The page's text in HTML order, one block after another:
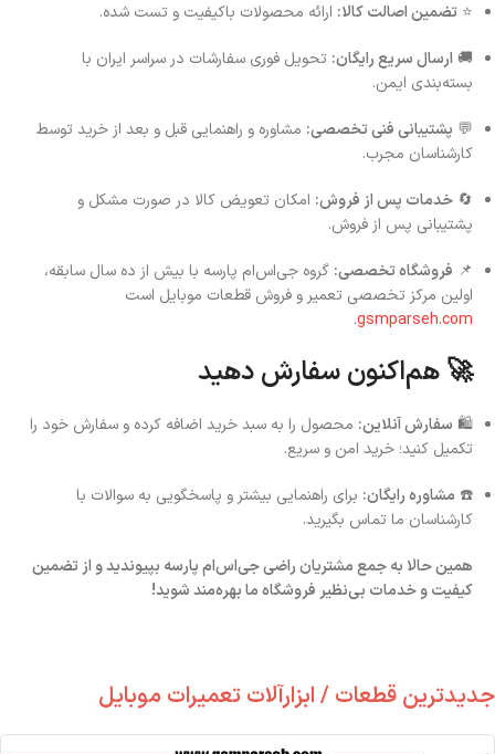
⭐ تضمین اصالت کالا: ارائه محصولات باکیفیت و تست شده.
🚚 ارسال سریع رایگان: تحویل فوری سفارشات در سراسر ایران با
بسته‌بندی ایمن.
💬 پشتیبانی فنی تخصصی: مشاوره و راهنمایی قبل و بعد از خرید توسط
کارشناسان مجرب.
🔄 خدمات پس از فروش: امکان تعویض کالا در صورت مشکل و
پشتیبانی پس از فروش.
📌 فروشگاه تخصصی: گروه جی‌اس‌ام پارسه با بیش از ده سال سابقه،
اولین مرکز تخصصی تعمیر و فروش قطعات موبایل است
gsmparseh.com
.
🚀 هم‌اکنون سفارش دهید
🛍️ سفارش آنلاین: محصول را به سبد خرید اضافه کرده و سفارش خود را
تکمیل کنید؛ خرید امن و سریع.
☎️ مشاوره رایگان: برای راهنمایی بیشتر و پاسخگویی به سوالات با
کارشناسان ما تماس بگیرید.
همین حالا به جمع مشتریان راضی جی‌اس‌ام پارسه بپیوندید و از تضمین
کیفیت و خدمات بی‌نظیر فروشگاه ما بهره‌مند شوید!
جدیدترین قطعات / ابزارآلات تعمیرات موبایل